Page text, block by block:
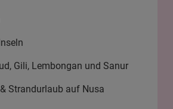
Gili, Lembongan und Sanur
Strandurlaub auf Nusa